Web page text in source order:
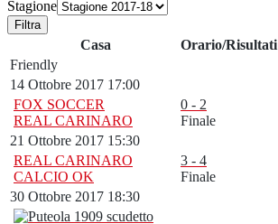
Stagione
Filtra
Casa Orario/Risultati
Friendly
14 Ottobre 2017 17:00
FOX SOCCER
REAL CARINARO
0 - 2
Finale
21 Ottobre 2017 15:30
REAL CARINARO
CALCIO OK
3 - 4
Finale
30 Ottobre 2017 18:30